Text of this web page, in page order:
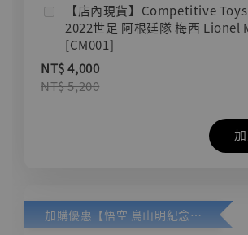
【店內現貨】Competitive
2022世足 阿根廷隊 梅西 Lionel
[CM001]
NT$ 4,000
NT$ 5,200
加購優惠【悟空 鳥山明紀念款 [奇蹟工作室]】